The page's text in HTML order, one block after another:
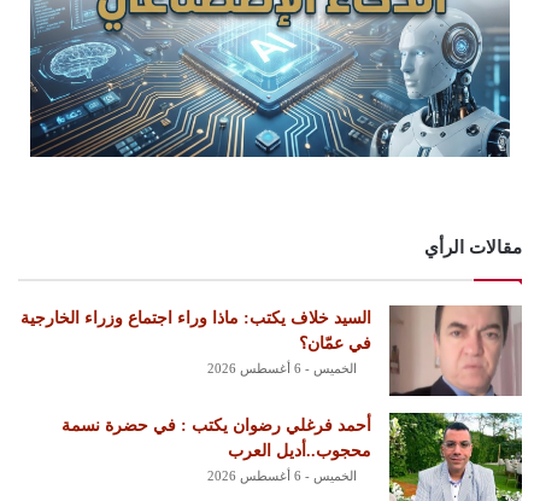
مقالات الرأي
السيد خلاف يكتب: ماذا وراء اجتماع وزراء الخارجية
في عمّان؟
الخميس - 6 أغسطس 2026
أحمد فرغلي رضوان يكتب : في حضرة نسمة
محجوب..أديل العرب
الخميس - 6 أغسطس 2026